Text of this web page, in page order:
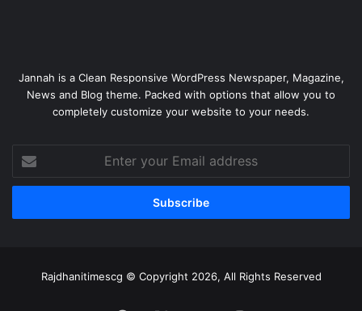
Jannah is a Clean Responsive WordPress Newspaper, Magazine,
News and Blog theme. Packed with options that allow you to
completely customize your website to your needs.
your
Email
Rajdhanitimescg © Copyright 2026, All Rights Reserved